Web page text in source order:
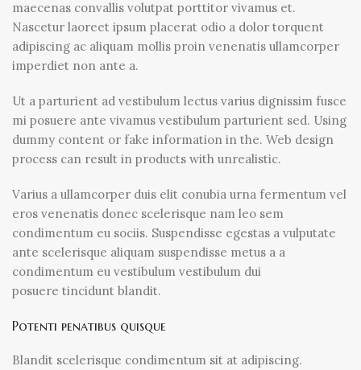
maecenas convallis volutpat porttitor vivamus et.
Nascetur laoreet ipsum placerat odio a dolor torquent
adipiscing ac aliquam mollis proin venenatis ullamcorper
imperdiet non ante a.
Ut a parturient ad vestibulum lectus varius dignissim fusce
mi posuere ante vivamus vestibulum parturient sed. Using
dummy content or fake information in the. Web design
process can result in products with unrealistic.
Varius a ullamcorper duis elit conubia urna fermentum vel
eros venenatis donec scelerisque nam leo sem
condimentum eu sociis. Suspendisse egestas a vulputate
ante scelerisque aliquam suspendisse metus a a
condimentum eu vestibulum vestibulum dui
posuere tincidunt blandit.
Potenti penatibus quisque
Blandit scelerisque condimentum sit at adipiscing.